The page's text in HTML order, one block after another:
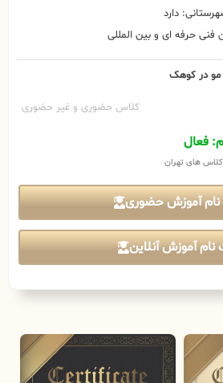
دارد
فنی حرفه ای و بین المللی
مو در کوهک
کلاس حضوری و غیر حضوری
فعال
های تهران
آموزش حضوری
آموزش آنلاین